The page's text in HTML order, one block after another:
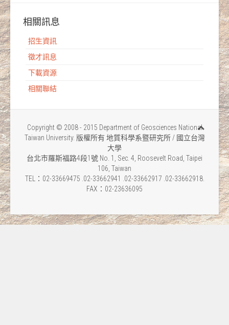
相關訊息
招生資訊
徵才訊息
下載資源
相關聯結
Copyright © 2008 - 2015 Department of Geosciences National
Taiwan University. 版權所有 地質科學系暨研究所 / 國立台灣
大學
台北市羅斯福路4段1號 No. 1, Sec. 4, Roosevelt Road, Taipei
106, Taiwan
TEL：02-33669475 .02-33662941 .02-33662917 .02-33662918.
FAX：02-23636095